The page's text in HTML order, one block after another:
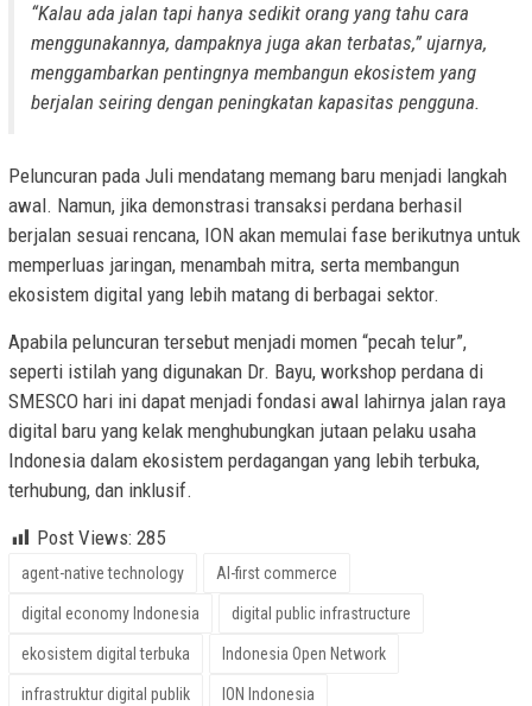
“Kalau ada jalan tapi hanya sedikit orang yang tahu cara
menggunakannya, dampaknya juga akan terbatas,” ujarnya,
menggambarkan pentingnya membangun ekosistem yang
berjalan seiring dengan peningkatan kapasitas pengguna.
Peluncuran pada Juli mendatang memang baru menjadi langkah
awal. Namun, jika demonstrasi transaksi perdana berhasil
berjalan sesuai rencana, ION akan memulai fase berikutnya untuk
memperluas jaringan, menambah mitra, serta membangun
ekosistem digital yang lebih matang di berbagai sektor.
Apabila peluncuran tersebut menjadi momen “pecah telur”,
seperti istilah yang digunakan Dr. Bayu, workshop perdana di
SMESCO hari ini dapat menjadi fondasi awal lahirnya jalan raya
digital baru yang kelak menghubungkan jutaan pelaku usaha
Indonesia dalam ekosistem perdagangan yang lebih terbuka,
terhubung, dan inklusif.
Post Views: 285
agent-native technology AI-first commerce
digital economy Indonesia digital public infrastructure
ekosistem digital terbuka Indonesia Open Network
infrastruktur digital publik ION Indonesia